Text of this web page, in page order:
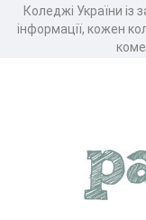
Коледжі України із
інформації, кожен